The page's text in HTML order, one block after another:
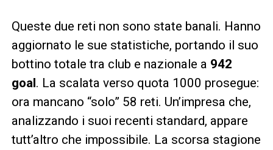
Queste due reti non sono state banali. Hanno
aggiornato le sue statistiche, portando il suo
bottino totale tra club e nazionale a 942
goal. La scalata verso quota 1000 prosegue:
ora mancano “solo” 58 reti. Un’impresa che,
analizzando i suoi recenti standard, appare
tutt’altro che impossibile. La scorsa stagione